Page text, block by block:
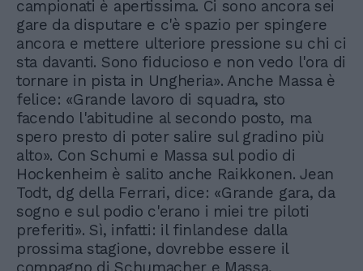
campionati è apertissima. Ci sono ancora sei
gare da disputare e c'è spazio per spingere
ancora e mettere ulteriore pressione su chi ci
sta davanti. Sono fiducioso e non vedo l'ora di
tornare in pista in Ungheria». Anche Massa è
felice: «Grande lavoro di squadra, sto
facendo l'abitudine al secondo posto, ma
spero presto di poter salire sul gradino più
alto». Con Schumi e Massa sul podio di
Hockenheim è salito anche Raikkonen. Jean
Todt, dg della Ferrari, dice: «Grande gara, da
sogno e sul podio c'erano i miei tre piloti
preferiti». Sì, infatti: il finlandese dalla
prossima stagione, dovrebbe essere il